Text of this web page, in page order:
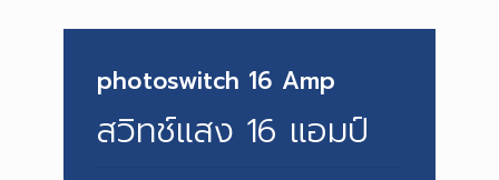
photoswitch 16 Amp
สวิทช์แสง 16 แอมป์